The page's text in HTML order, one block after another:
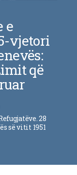
e
vjetori
që
28
së vitit 1951